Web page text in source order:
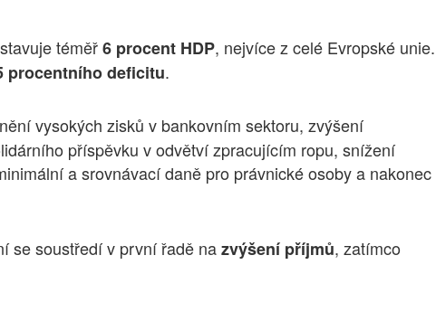
téměř6 procent HDP, nejvíce z celé Evropské unie.
procentního deficitu.
vysokých zisků v bankovním sektoru, zvýšení
příspěvku v odvětví zpracujícím ropu, snížení
a srovnávací daně pro právnické osoby a nakonec
se soustředí v první řadě nazvýšení příjmů, zatímco